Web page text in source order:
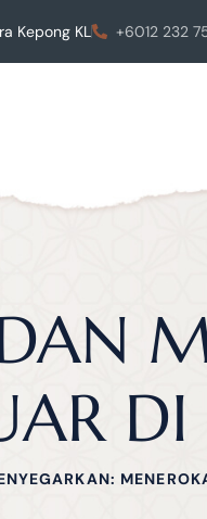
Kepong KL +6012 232